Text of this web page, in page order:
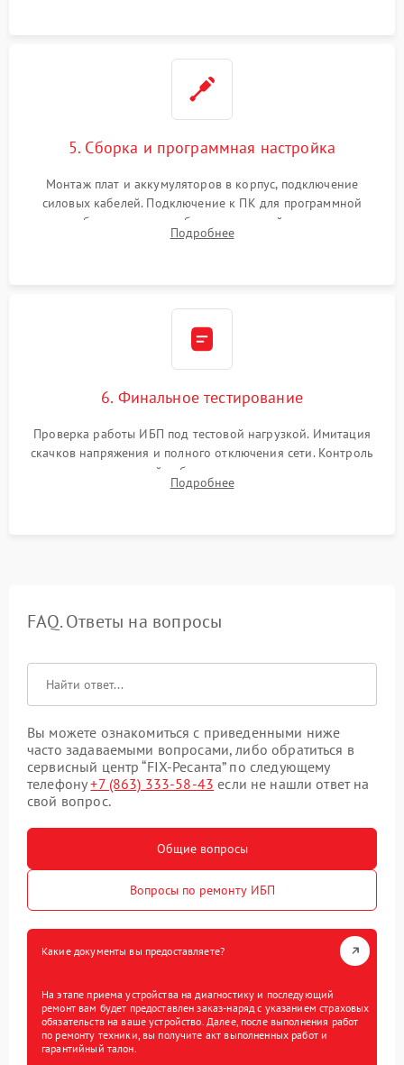
5. Сборка и программная настройка
Монтаж плат и аккумуляторов в корпус, подключение
силовых кабелей. Подключение к ПК для программной
калибровки констант батареи, настройки порогов
срабатывания AVR и сброса счетчиков старения АКБ.
Подробнее
6. Финальное тестирование
Проверка работы ИБП под тестовой нагрузкой. Имитация
скачков напряжения и полного отключения сети. Контроль
времени автономной работы, температурного режима и
корректности формы выходного сигнала.
Подробнее
FAQ. Ответы на вопросы
Вы можете ознакомиться с приведенными ниже
часто задаваемыми вопросами, либо обратиться в
сервисный центр “FIX-Ресанта” по следующему
телефону+7 (863) 333-58-43 если не нашли ответ на
свой вопрос.
Общие вопросы
Вопросы по ремонту ИБП
Какие документы вы предоставляете?
На этапе приема устройства на диагностику и последующий
ремонт вам будет предоставлен заказ-наряд с указанием страховых
обязательств на ваше устройство. Далее, после выполнения работ
по ремонту техники, вы получите акт выполненных работ и
гарантийный талон.